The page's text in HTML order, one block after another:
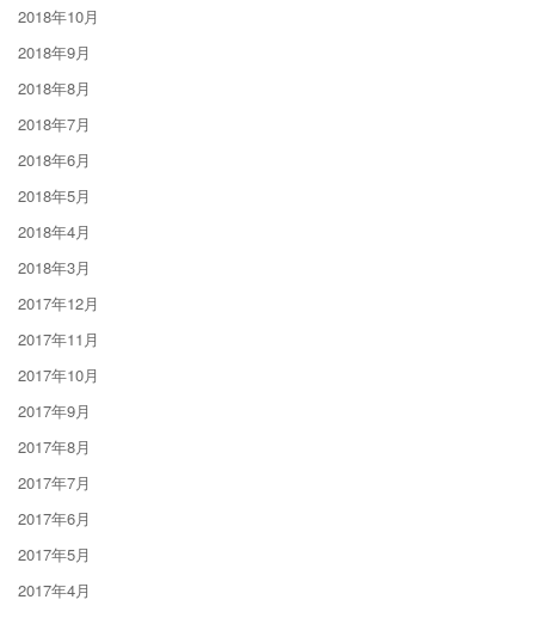
2018年10月
2018年9月
2018年8月
2018年7月
2018年6月
2018年5月
2018年4月
2018年3月
2017年12月
2017年11月
2017年10月
2017年9月
2017年8月
2017年7月
2017年6月
2017年5月
2017年4月